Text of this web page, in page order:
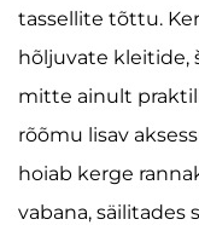
tassellite tõttu.
hõljuvate kleitide,
mitte ainult
rõõmu lisav
hoiab kerge
vabana, säilitades